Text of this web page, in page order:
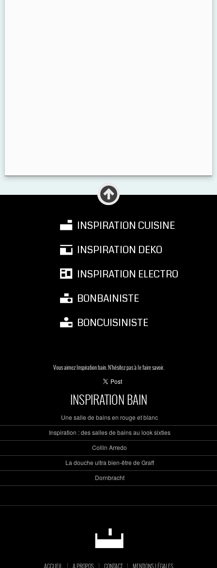
INSPIRATION CUISINE
INSPIRATION DEKO
INSPIRATION ELECTRO
BONBAINISTE
BONCUISINISTE
Vous aimez Inspiration bain. N'hésitez pas à le faire savoir.
INSPIRATION BAIN
Une salle de bains en rouge et blanc
Inspiration : des salles de bains au look sixties
Collin Arredo
La douche ultra bien-être de Graff
Dornbracht
ACCUEIL A PROPOS CONTACT MENTIONS LÉGALES